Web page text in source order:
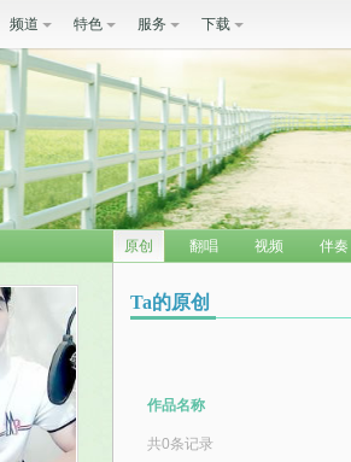
频道 特色 服务 下载
原创 翻唱 视频 伴奏
Ta的原创
作品名称
共0条记录